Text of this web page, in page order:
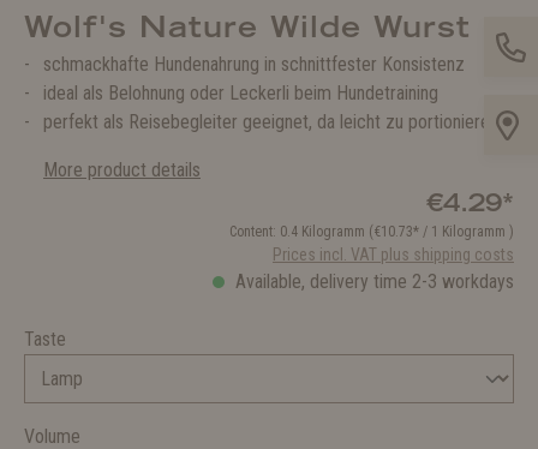
Wolf's Nature Wilde Wurst
schmackhafte Hundenahrung in schnittfester Konsistenz
ideal als Belohnung oder Leckerli beim Hundetraining
perfekt als Reisebegleiter geeignet, da leicht zu portionieren
More product details
€4.29*
Content: 0.4 Kilogramm (€10.73* / 1 Kilogramm )
Prices incl. VAT plus shipping costs
Available, delivery time 2-3 workdays
Taste
Volume